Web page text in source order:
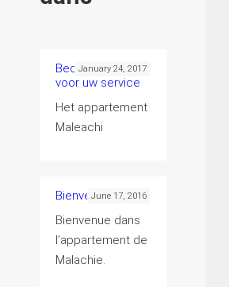
Bedankt hoor,
voor uw service
Het appartement
Maleachi
January 24, 2017
Bienvenue dans
Bienvenue dans
l’appartement de
Malachie.
June 17, 2016